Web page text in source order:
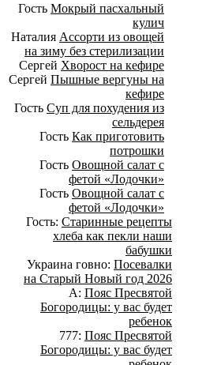
Гость Мокрый пасхальный
кулич
Наталия Ассорти из овощей
на зиму без стерилизации
Сергей Хворост на кефире
Сергей Пышные вергуны на
кефире
Гость Суп для похудения из
сельдерея
Гость Как приготовить
потрошки
Гость Овощной салат с
фетой «Лодочки»
Гость Овощной салат с
фетой «Лодочки»
Гость: Старинные рецепты
хлеба как пекли наши
бабушки
Украина говно: Посевалки
на Старый Новый год 2026
А: Пояс Пресвятой
Богородицы: у вас будет
ребенок
777: Пояс Пресвятой
Богородицы: у вас будет